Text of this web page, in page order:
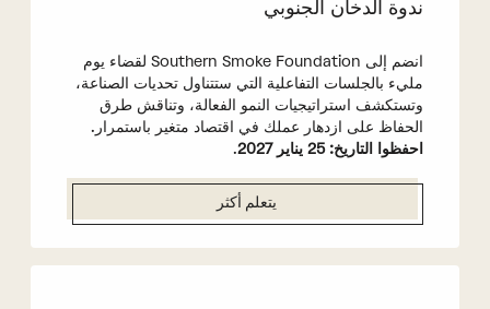
ندوة الدخان الجنوبي
انضم إلى Southern Smoke Foundation لقضاء يوم
مليء بالجلسات التفاعلية التي ستتناول تحديات الصناعة،
وتستكشف استراتيجيات النمو الفعالة، وتناقش طرق
الحفاظ على ازدهار عملك في اقتصاد متغير باستمرار.
احفظوا التاريخ: 25 يناير 2027
.
يتعلم أكثر